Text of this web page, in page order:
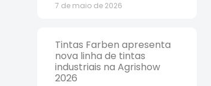
7 de maio de 2026
Tintas Farben apresenta
nova linha de tintas
industriais na Agrishow
2026